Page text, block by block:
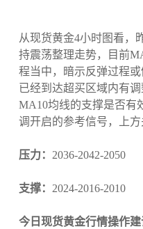
从现货黄金4小时图看，
持震荡整理走势，目前
程当中，暗示反弹过程
已经到达超买区域内有
MA10均线的支撑是否有
调开启的参考信号，上方
压力： 2036-2042-2050
支撑： 2024-2016-2010
今日现货黄金行情操作建